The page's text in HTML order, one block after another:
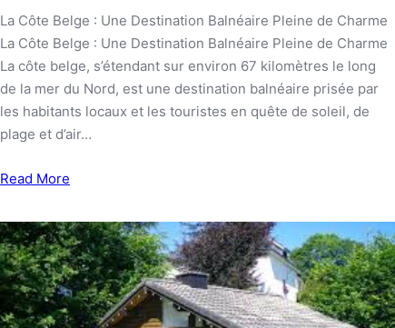
La Côte Belge : Une Destination Balnéaire Pleine de Charme
La Côte Belge : Une Destination Balnéaire Pleine de Charme
La côte belge, s’étendant sur environ 67 kilomètres le long
de la mer du Nord, est une destination balnéaire prisée par
les habitants locaux et les touristes en quête de soleil, de
plage et d’air…
Read More